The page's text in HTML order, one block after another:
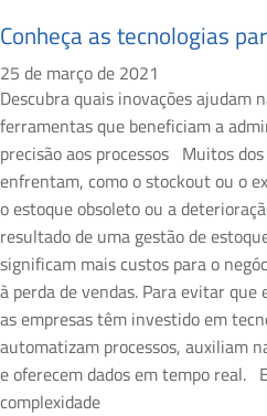
Conheça as tecnologias
25 de março de 2021
Descubra quais inovações ajudam
ferramentas que beneficiam a
precisão aos processos Muitos
enfrentam, como o stockout ou o
o estoque obsoleto ou a
resultado de uma gestão de
significam mais custos para o
à perda de vendas. Para evitar que
as empresas têm investido em
automatizam processos, auxiliam
e oferecem dados em tempo real.
complexidade